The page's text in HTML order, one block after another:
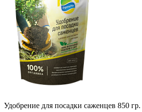
Удобрение для посадки саженцев 850 гр.